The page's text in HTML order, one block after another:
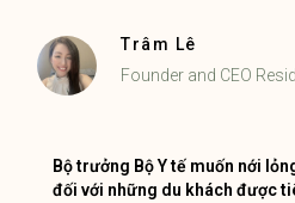
Trâm Lê
Founder and CEO
Bộ trưởng Bộ Y tế muốn nới
đối với những du khách được